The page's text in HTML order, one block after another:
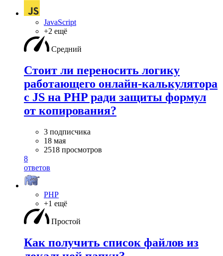
JavaScript
+2 ещё
Средний
Стоит ли переносить логику
работающего онлайн-калькулятора
с JS на PHP ради защиты формул
от копирования?
3 подписчика
18 мая
2518 просмотров
8
ответов
PHP
+1 ещё
Простой
Как получить список файлов из